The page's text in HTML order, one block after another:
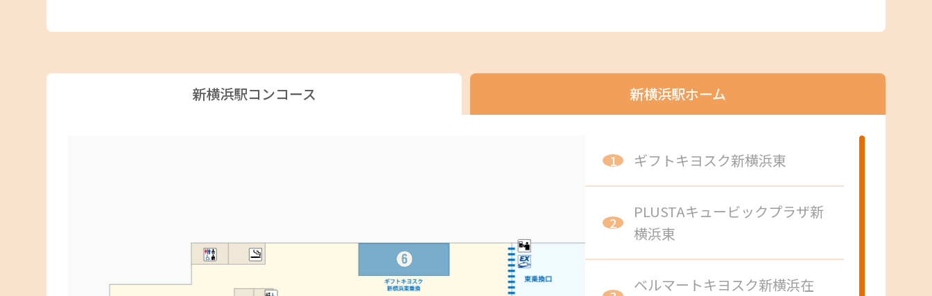
新横浜駅コンコース 新横浜駅ホーム
ギフトキヨスク新横浜東
PLUSTAキュービックプラザ新
横浜東
ベルマートキヨスク新横浜在